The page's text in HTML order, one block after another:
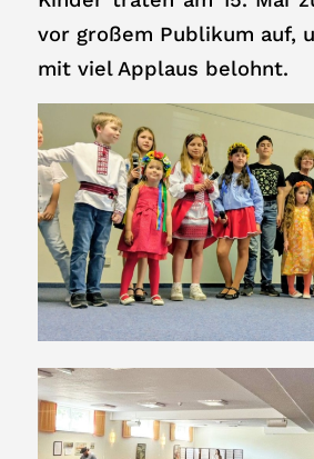
vor großem Publikum auf,
mit viel Applaus belohnt.